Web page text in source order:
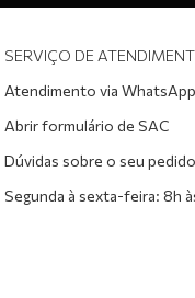
SERVIÇO DE
Atendimento via
Abrir formulário de SAC
Dúvidas sobre o seu pedido
Segunda à sexta-feira: 8h